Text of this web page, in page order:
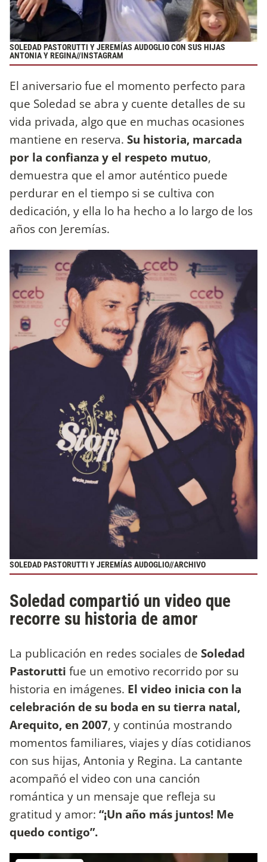
SOLEDAD PASTORUTTI Y JEREMÍAS AUDOGLIO CON SUS HIJAS
ANTONIA Y REGINA//INSTAGRAM
El aniversario fue el momento perfecto para
que Soledad se abra y cuente detalles de su
vida privada, algo que en muchas ocasiones
mantiene en reserva. Su historia, marcada
por la confianza y el respeto mutuo,
demuestra que el amor auténtico puede
perdurar en el tiempo si se cultiva con
dedicación, y ella lo ha hecho a lo largo de los
años con Jeremías.
SOLEDAD PASTORUTTI Y JEREMÍAS AUDOGLIO//ARCHIVO
Soledad compartió un video que
recorre su historia de amor
La publicación en redes sociales de Soledad
Pastorutti fue un emotivo recorrido por su
historia en imágenes. El video inicia con la
celebración de su boda en su tierra natal,
Arequito, en 2007, y continúa mostrando
momentos familiares, viajes y días cotidianos
con sus hijas, Antonia y Regina. La cantante
acompañó el video con una canción
romántica y un mensaje que refleja su
gratitud y amor: “¡Un año más juntos! Me
quedo contigo”.